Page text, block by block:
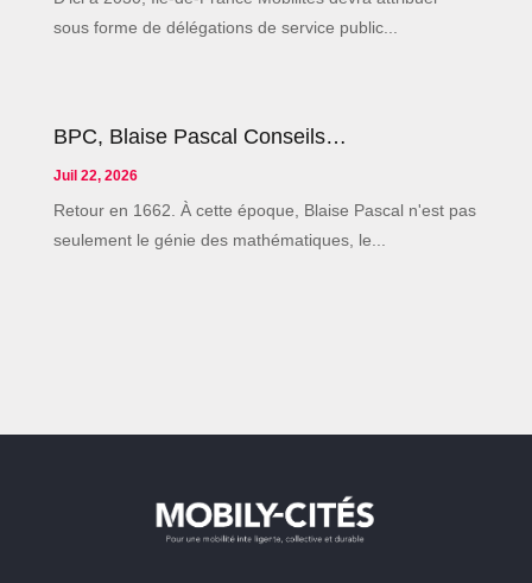
sous forme de délégations de service public...
BPC, Blaise Pascal Conseils…
Juil 22, 2026
Retour en 1662. À cette époque, Blaise Pascal n'est pas
seulement le génie des mathématiques, le...